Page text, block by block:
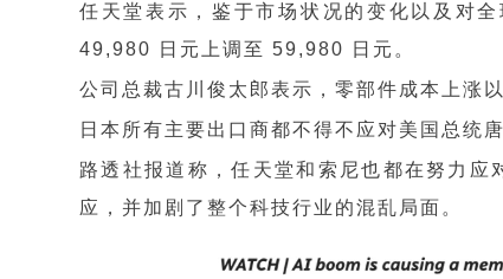
任天堂表示，鉴于市场状况的变化以及对
49,980 日元上调至 59,980 日元。
公司总裁古川俊太郎表示，零部件成本上涨
日本所有主要出口商都不得不应对美国总统
路透社报道称，任天堂和索尼也都在努力
应，并加剧了整个科技行业的混乱局面。